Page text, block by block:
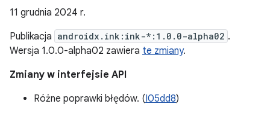
11 grudnia 2024 r.
Publikacja androidx.ink:ink-*:1.0.0-alpha02 .
Wersja 1.0.0-alpha02 zawiera te zmiany.
Zmiany w interfejsie API
Różne poprawki błędów. (I05dd8)